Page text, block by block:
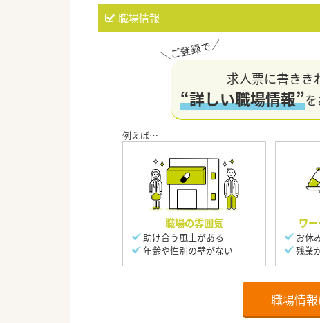
職場情報
求人票に書きき
“詳しい職場情報”
職場の雰囲気
助け合う風土がある
年齢や性別の壁がない
ワ
お休
残業
職場情